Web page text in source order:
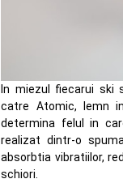
In miezul fiecarui ski
catre Atomic, lemn
determina felul in
realizat dintr-o
absorbtia vibratiilor,
schiori.